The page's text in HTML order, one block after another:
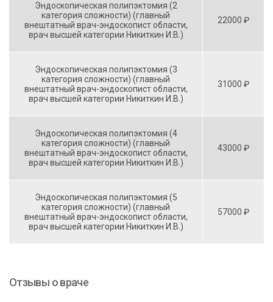
Эндоскопическая полипэктомия (2
категория сложности) (главный
внештатный врач-эндоскопист области,
врач высшей категории Никиткин И.В.)
22000 ₽
Эндоскопическая полипэктомия (3
категория сложности) (главный
внештатный врач-эндоскопист области,
врач высшей категории Никиткин И.В.)
31000 ₽
Эндоскопическая полипэктомия (4
категория сложности) (главный
внештатный врач-эндоскопист области,
врач высшей категории Никиткин И.В.)
43000 ₽
Эндоскопическая полипэктомия (5
категория сложности) (главный
внештатный врач-эндоскопист области,
врач высшей категории Никиткин И.В.)
57000 ₽
Отзывы о враче